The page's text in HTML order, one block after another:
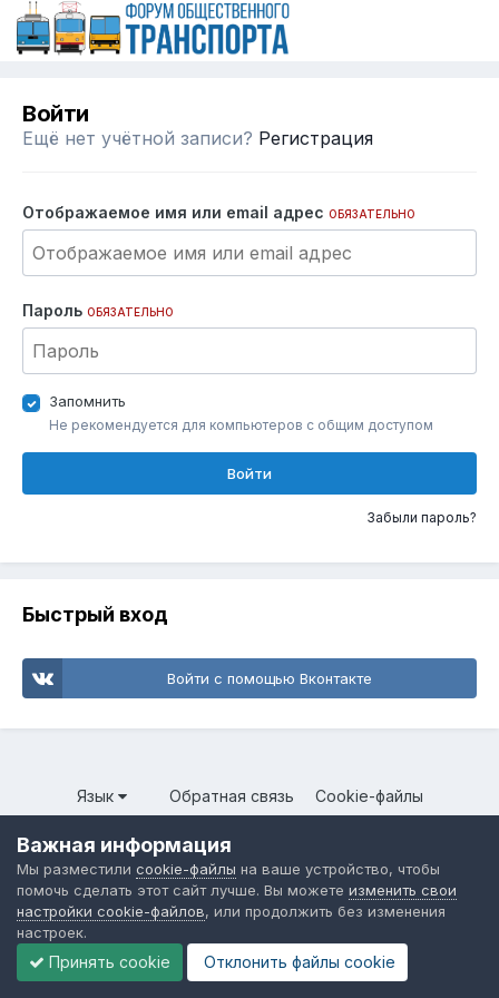
Войти
Ещё нет учётной записи? Регистрация
Отображаемое имя или email адрес ОБЯЗАТЕЛЬНО
Пароль ОБЯЗАТЕЛЬНО
Запомнить
Не рекомендуется для компьютеров с общим доступом
Войти
Забыли пароль?
Быстрый вход
Войти с помощью Вконтакте
Язык Обратная связь Cookie-файлы
Powered by Invision Community
Важная информация
Мы разместили cookie-файлы на ваше устройство, чтобы
помочь сделать этот сайт лучше. Вы можете изменить свои
настройки cookie-файлов, или продолжить без изменения
настроек.
Принять cookie Отклонить файлы сookie